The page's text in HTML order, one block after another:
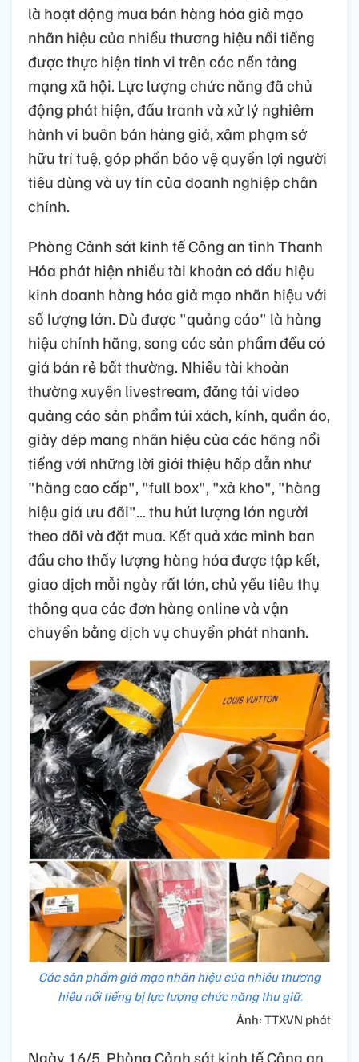
là hoạt động mua bán hàng hóa giả mạo
nhãn hiệu của nhiều thương hiệu nổi tiếng
được thực hiện tinh vi trên các nền tảng
mạng xã hội. Lực lượng chức năng đã chủ
động phát hiện, đấu tranh và xử lý nghiêm
hành vi buôn bán hàng giả, xâm phạm sở
hữu trí tuệ, góp phần bảo vệ quyền lợi người
tiêu dùng và uy tín của doanh nghiệp chân
chính.
Phòng Cảnh sát kinh tế Công an tỉnh Thanh
Hóa phát hiện nhiều tài khoản có dấu hiệu
kinh doanh hàng hóa giả mạo nhãn hiệu với
số lượng lớn. Dù được "quảng cáo" là hàng
hiệu chính hãng, song các sản phẩm đều có
giá bán rẻ bất thường. Nhiều tài khoản
thường xuyên livestream, đăng tải video
quảng cáo sản phẩm túi xách, kính, quần áo,
giày dép mang nhãn hiệu của các hãng nổi
tiếng với những lời giới thiệu hấp dẫn như
"hàng cao cấp", "full box", "xả kho", "hàng
hiệu giá ưu đãi"… thu hút lượng lớn người
theo dõi và đặt mua. Kết quả xác minh ban
đầu cho thấy lượng hàng hóa được tập kết,
giao dịch mỗi ngày rất lớn, chủ yếu tiêu thụ
thông qua các đơn hàng online và vận
chuyển bằng dịch vụ chuyển phát nhanh.
Các sản phẩm giả mạo nhãn hiệu của nhiều thương
hiệu nổi tiếng bị lực lượng chức năng thu giữ.
Ảnh: TTXVN phát
Ngày 16/5, Phòng Cảnh sát kinh tế Công an